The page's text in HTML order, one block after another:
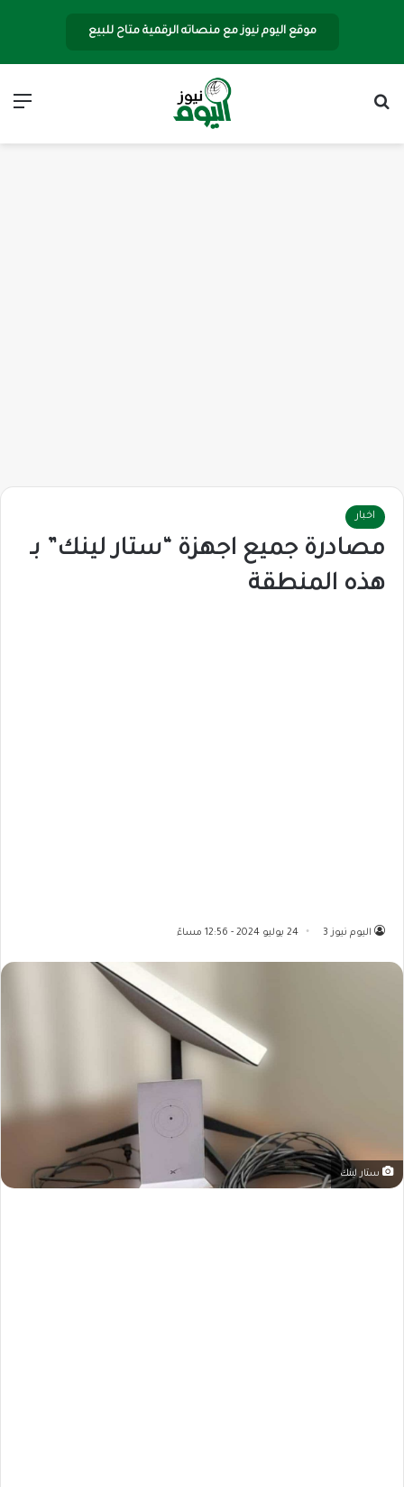
موقع اليوم نيوز مع منصاته الرقمية متاح للبيع
اخبار
مصادرة جميع اجهزة “ستار لينك” بـ
هذه المنطقة
اليوم نيوز 3 24 يوليو 2024 - 12:56 مساءً
ستار لينك